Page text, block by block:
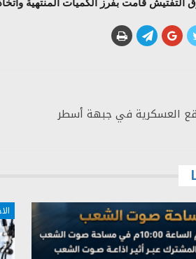
قامت بفرز الكميات المنتهية واتخاذ
العسكرية في جبهة أسطر